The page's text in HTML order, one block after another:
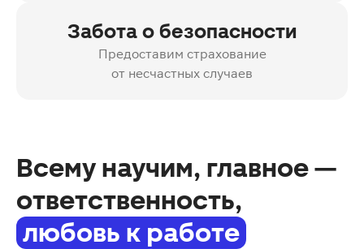
Забота о безопасности
Предоставим страхование
от несчастных случаев
Всему научим, главное —
ответственность,
любовь к работе